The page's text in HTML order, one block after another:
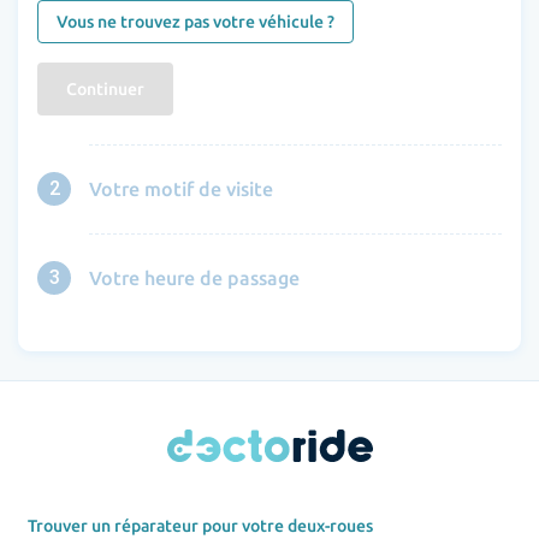
Vous ne trouvez pas votre véhicule ?
Continuer
2 Votre motif de visite
3 Votre heure de passage
Trouver un réparateur pour votre deux-roues